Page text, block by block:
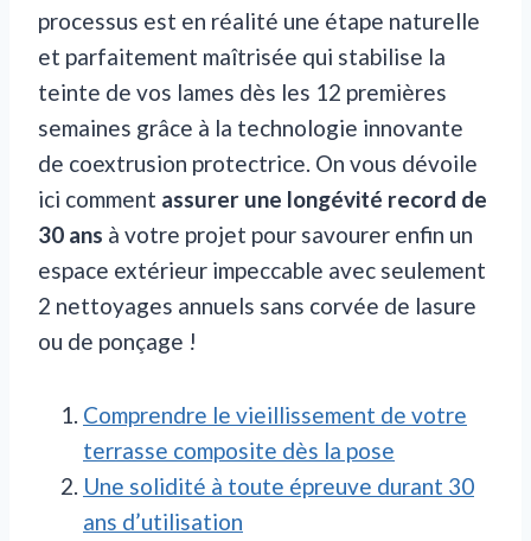
processus est en réalité une étape naturelle
et parfaitement maîtrisée qui stabilise la
teinte de vos lames dès les 12 premières
semaines grâce à la technologie innovante
de coextrusion protectrice. On vous dévoile
ici comment assurer une longévité record de
30 ans à votre projet pour savourer enfin un
espace extérieur impeccable avec seulement
2 nettoyages annuels sans corvée de lasure
ou de ponçage !
Comprendre le vieillissement de votre
terrasse composite dès la pose
Une solidité à toute épreuve durant 30
ans d’utilisation